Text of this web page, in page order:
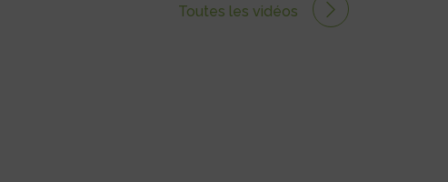
Toutes les vidéos